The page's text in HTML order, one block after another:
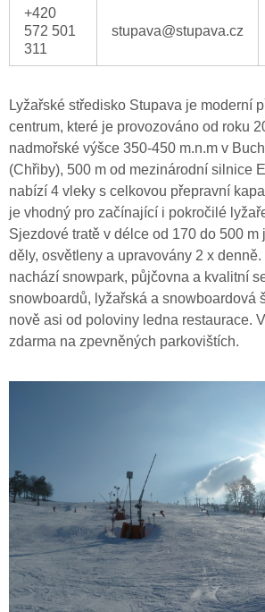
+420
572 501
311
stupava@stupava.cz
Lyžařské středisko Stupava je moderní
centrum, které je provozováno od roku
nadmořské výšce 350-450 m.n.m v
(Chřiby), 500 m od mezinárodní silnice
nabízí 4 vleky s celkovou přepravní
je vhodný pro začínající i pokročilé
Sjezdové tratě v délce od 170 do 500 m
děly, osvětleny a upravovány 2 x
nachází snowpark, půjčovna a kvalitní
snowboardů, lyžařská a snowboardová
nově asi od poloviny ledna restaurace.
zdarma na zpevněných parkovištích.